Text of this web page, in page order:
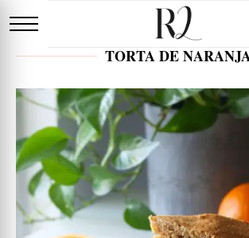
TORTA DE